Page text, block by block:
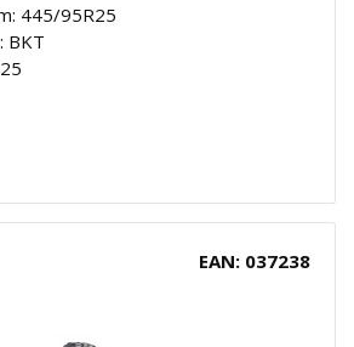
445/95R25
BKT
EAN: 037238